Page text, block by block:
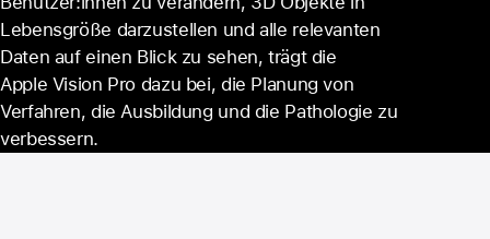
Lebens­größe darzustellen und alle relevanten
Daten auf einen Blick zu sehen, trägt die
Apple Vision Pro dazu bei, die Planung von
Verfahren, die Aus­bildung und die Pathologie zu
ver­bessern.